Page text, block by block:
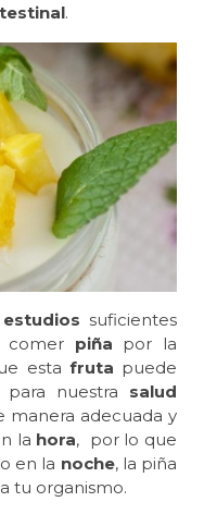
.
estudios suficientes
comer piña por la
esta fruta puede
para nuestra salud
manera adecuada y
la hora, por lo que
en la noche, la piña
tu organismo.